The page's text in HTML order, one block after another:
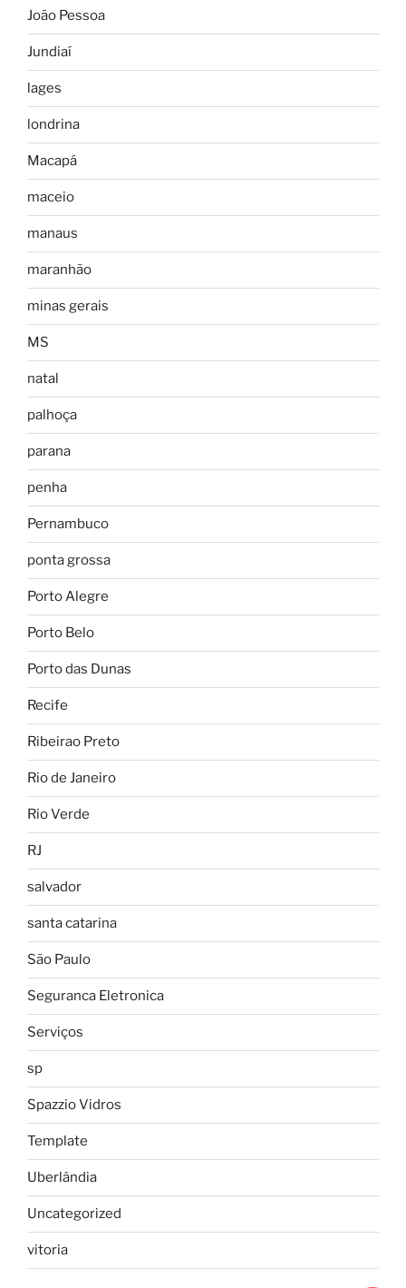
João Pessoa
Jundiaí
lages
londrina
Macapá
maceio
manaus
maranhão
minas gerais
MS
natal
palhoça
parana
penha
Pernambuco
ponta grossa
Porto Alegre
Porto Belo
Porto das Dunas
Recife
Ribeirao Preto
Rio de Janeiro
Rio Verde
RJ
salvador
santa catarina
São Paulo
Seguranca Eletronica
Serviços
sp
Spazzio Vidros
Template
Uberlândia
Uncategorized
vitoria